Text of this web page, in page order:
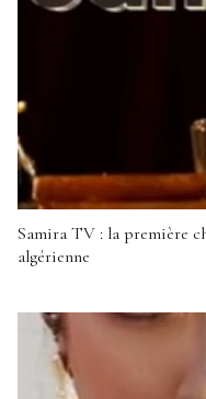
Samira TV : la première
algérienne